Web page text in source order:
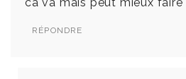
RÉPONDRE